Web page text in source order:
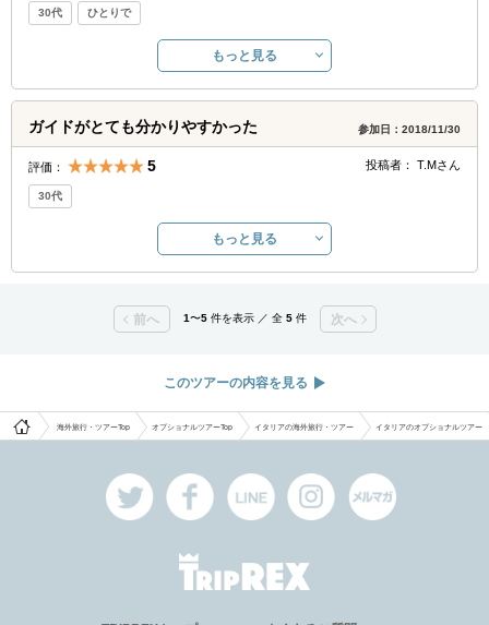
30代 ひとりで
もっと見る
ガイドがとても分かりやすかった 参加日：2018/11/30
評価： 5 投稿者： T.Mさん
30代
もっと見る
前へ 1〜5件を表示 ／ 全 5件 次へ
このツアーの内容を見る
海外旅行・ツアーTop オプショナルツアーTop イタリアの海外旅行・ツアー イタリアのオプショナルツアー